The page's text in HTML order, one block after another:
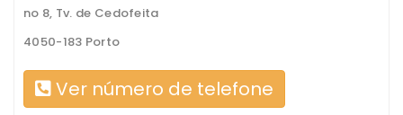
no 8, Tv. de Cedofeita
4050-183 Porto
Ver número de telefone